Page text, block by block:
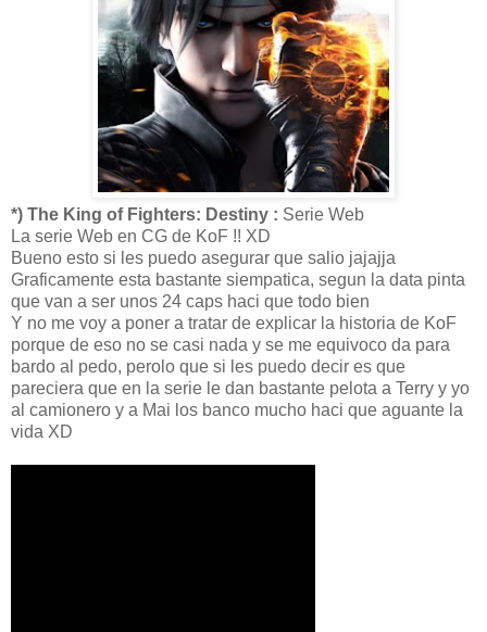
*) The King of Fighters: Destiny : Serie Web
La serie Web en CG de KoF !! XD
Bueno esto si les puedo asegurar que salio jajajja
Graficamente esta bastante siempatica, segun la data pinta
que van a ser unos 24 caps haci que todo bien
Y no me voy a poner a tratar de explicar la historia de KoF
porque de eso no se casi nada y se me equivoco da para
bardo al pedo, perolo que si les puedo decir es que
pareciera que en la serie le dan bastante pelota a Terry y yo
al camionero y a Mai los banco mucho haci que aguante la
vida XD